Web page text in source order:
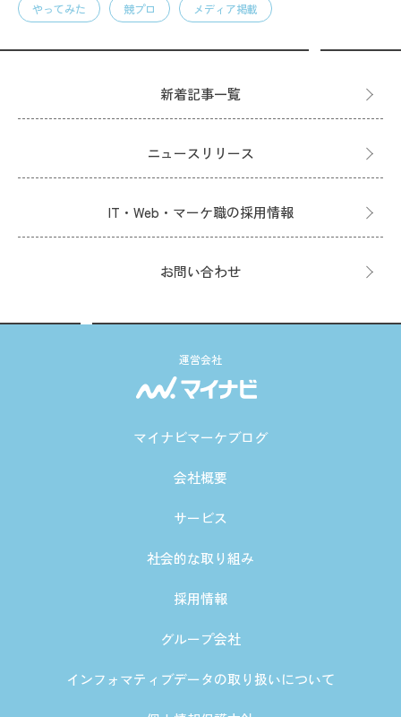
やってみた 競プロ メディア掲載
新着記事一覧
ニュースリリース
IT・Web・マーケ職の採用情報
お問い合わせ
運営会社
マイナビマーケブログ
会社概要
サービス
社会的な取り組み
採用情報
グループ会社
インフォマティブデータの取り扱いについて